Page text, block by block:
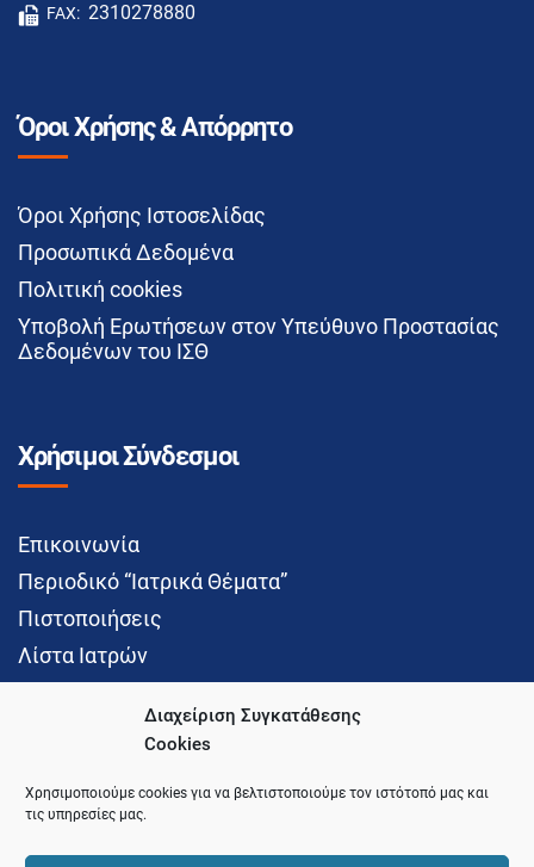
Διαχείριση Συγκατάθεσης
Cookies
Χρησιμοποιούμε cookies για να βελτιστοποιούμε τον ιστότοπό μας και
τις υπηρεσίες μας.
FAX: 2310278880
Όροι Χρήσης & Απόρρητο
Όροι Χρήσης Ιστοσελίδας
Προσωπικά Δεδομένα
Πολιτική cookies
Υποβολή Ερωτήσεων στον Υπεύθυνο Προστασίας
Δεδομένων του ΙΣΘ
Χρήσιμοι Σύνδεσμοι
Επικοινωνία
Περιοδικό “Ιατρικά Θέματα”
Πιστοποιήσεις
Λίστα Ιατρών
Social Media